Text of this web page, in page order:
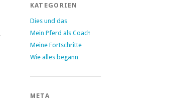
KATEGORIEN
Dies und das
Mein Pferd als Coach
Meine Fortschritte
Wie alles begann
META